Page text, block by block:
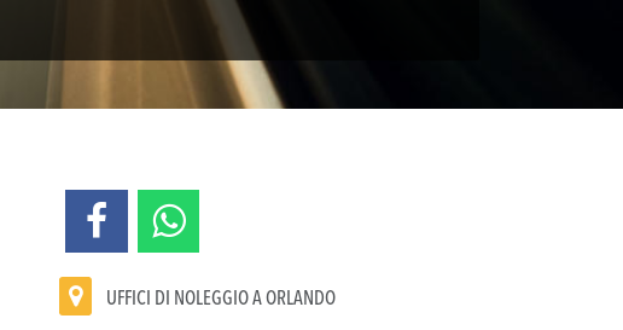
UFFICI DI NOLEGGIO A ORLANDO